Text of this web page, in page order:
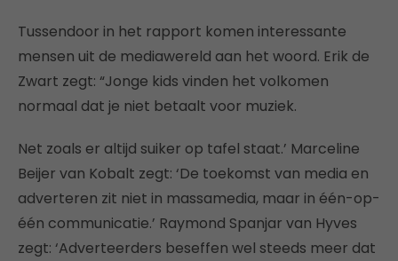
Tussendoor in het rapport komen interessante
mensen uit de mediawereld aan het woord. Erik de
Zwart zegt: “Jonge kids vinden het volkomen
normaal dat je niet betaalt voor muziek.
Net zoals er altijd suiker op tafel staat.’ Marceline
Beijer van Kobalt zegt: ‘De toekomst van media en
adverteren zit niet in massamedia, maar in één-op-
één communicatie.’ Raymond Spanjar van Hyves
zegt: ‘Adverteerders beseffen wel steeds meer dat